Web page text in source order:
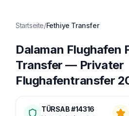
Startseite/Fethiye Transfer
Dalaman Flughafen
Transfer — Privater
Flughafentransfer
TÜRSAB #14316